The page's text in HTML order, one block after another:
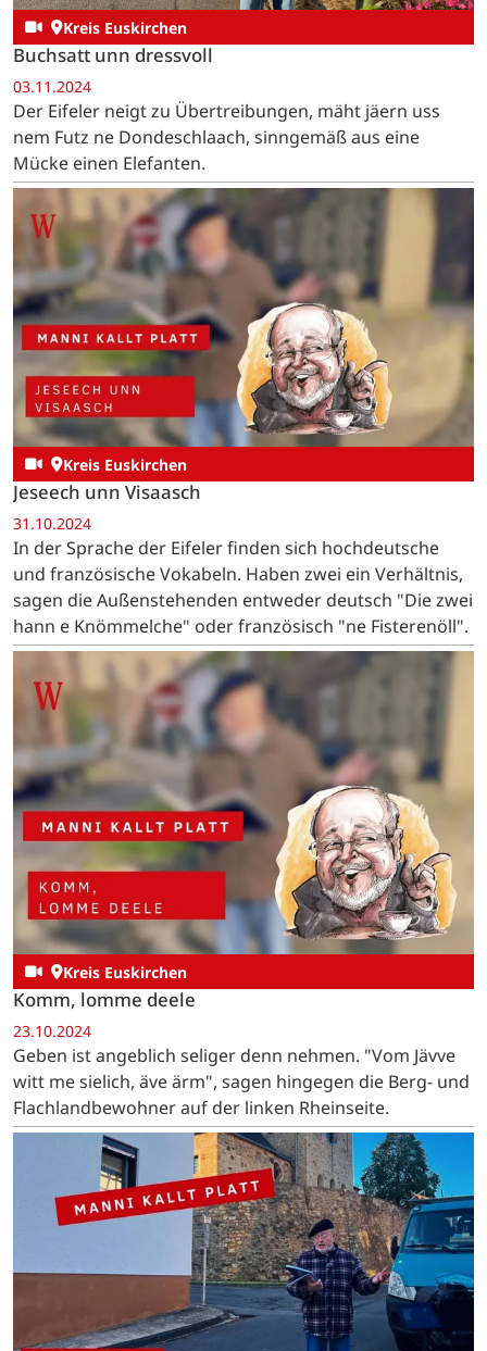
Kreis Euskirchen
Buchsatt unn dressvoll
03.11.2024
Der Eifeler neigt zu Übertreibungen, mäht jäern uss
nem Futz ne Dondeschlaach, sinngemäß aus eine
Mücke einen Elefanten.
Kreis Euskirchen
Jeseech unn Visaasch
31.10.2024
In der Sprache der Eifeler finden sich hochdeutsche
und französische Vokabeln. Haben zwei ein Verhältnis,
sagen die Außenstehenden entweder deutsch "Die zwei
hann e Knömmelche" oder französisch "ne Fisterenöll".
Kreis Euskirchen
Komm, lomme deele
23.10.2024
Geben ist angeblich seliger denn nehmen. "Vom Jävve
witt me sielich, äve ärm", sagen hingegen die Berg- und
Flachlandbewohner auf der linken Rheinseite.